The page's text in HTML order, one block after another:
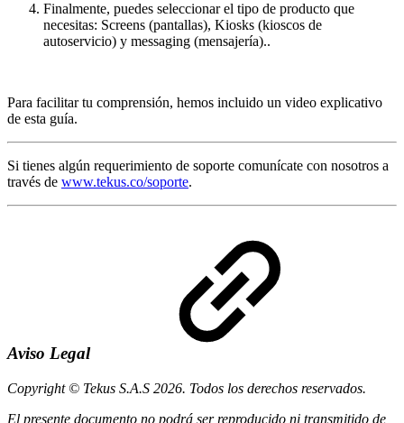
Finalmente, puedes seleccionar el tipo de producto que
necesitas: Screens (pantallas), Kiosks (kioscos de
autoservicio) y messaging (mensajería)..
Para facilitar tu comprensión, hemos incluido un video explicativo
de esta guía.
Si tienes algún requerimiento de soporte comunícate con nosotros a
través de www.tekus.co/soporte.
Aviso Legal
Copyright © Tekus S.A.S 2026. Todos los derechos reservados.
El presente documento no podrá ser reproducido ni transmitido de